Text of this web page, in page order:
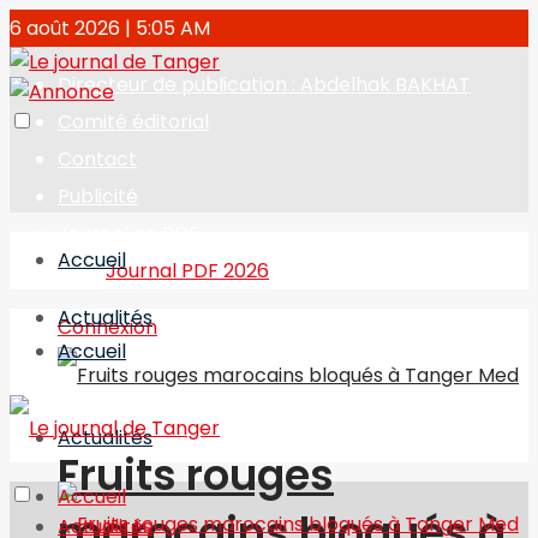
6 août 2026 | 5:05 AM
Directeur de publication : Abdelhak BAKHAT
Journal PDF 2026
Connexion
Accueil
Actualités
Fruits rouges
Accueil
Actualités
Accueil
Actualités